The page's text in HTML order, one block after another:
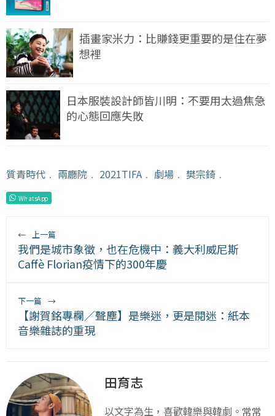
插畫家米力：比賺錢更重要的是住在夢
想裡
日本服裝設計師皆川明：不要用太過焦急
的心態回應失敗
質青時代 ﹒ 兩廳院 ﹒ 2021TIFA ﹒ 劇場 ﹒ 樊宗錡 ﹒
WhatsApp
← 上一篇
我們是城市象徵，也在危機中：義大利威尼斯
Caffè Florian疫情下的300年慶
下一篇 →
【謝賀銘專欄／聲塵】是樂迷，更是閱迷：紙本
音樂雜誌的重現
田育志
以文字為生，喜歡韓樂與韓劇。常常